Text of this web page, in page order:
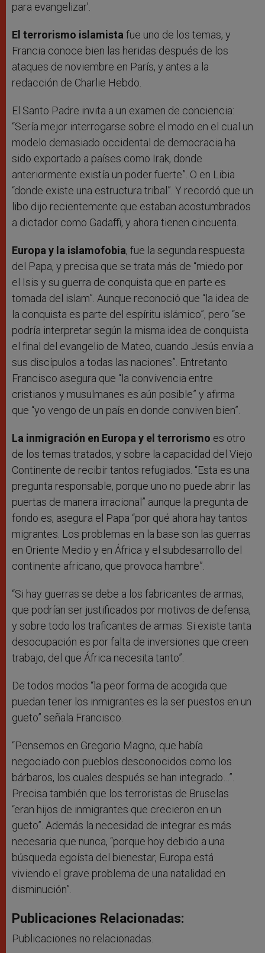
para evangelizar’.
El terrorismo islamistafue uno de los temas, y
Francia conoce bien las heridas después de los
ataques de noviembre en París, y antes a la
redacción de Charlie Hebdo.
El Santo Padre invita a un examen de conciencia:
“Sería mejor interrogarse sobre el modo en el cual un
modelo demasiado occidental de democracia ha
sido exportado a países como Irak, donde
anteriormente existía un poder fuerte”. O en Libia
“donde existe una estructura tribal”. Y recordó que un
libo dijo recientemente que estaban acostumbrados
a dictador como Gadaffi, y ahora tienen cincuenta.
Europa y la islamofobia, fue la segunda respuesta
del Papa, y precisa que se trata más de “miedo por
el Isis y su guerra de conquista que en parte es
tomada del islam”. Aunque reconoció que “la idea de
la conquista es parte del espíritu islámico”, pero “se
podría interpretar según la misma idea de conquista
el final del evangelio de Mateo, cuando Jesús envía a
sus discípulos a todas las naciones”. Entretanto
Francisco asegura que “la convivencia entre
cristianos y musulmanes es aún posible” y afirma
que “yo vengo de un país en donde conviven bien”.
La inmigración en Europa y el terrorismo es otro
de los temas tratados, y sobre la capacidad del Viejo
Continente de recibir tantos refugiados. “Esta es una
pregunta responsable, porque uno no puede abrir las
puertas de manera irracional” aunque la pregunta de
fondo es, asegura el Papa “por qué ahora hay tantos
migrantes. Los problemas en la base son las guerras
en Oriente Medio y en África y el subdesarrollo del
continente africano, que provoca hambre”.
“Si hay guerras se debe a los fabricantes de armas,
que podrían ser justificados por motivos de defensa,
y sobre todo los traficantes de armas. Si existe tanta
desocupación es por falta de inversiones que creen
trabajo, del que África necesita tanto”.
De todos modos “la peor forma de acogida que
puedan tener los inmigrantes es la ser puestos en un
gueto” señala Francisco.
“Pensemos en Gregorio Magno, que había
negociado con pueblos desconocidos como los
bárbaros, los cuales después se han integrado…”.
Precisa también que los terroristas de Bruselas
“eran hijos de inmigrantes que crecieron en un
gueto”. Además la necesidad de integrar es más
necesaria que nunca, “porque hoy debido a una
búsqueda egoísta del bienestar, Europa está
viviendo el grave problema de una natalidad en
disminución”.
Publicaciones Relacionadas:
Publicaciones no relacionadas.